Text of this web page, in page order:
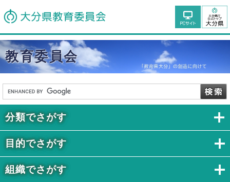
教育委員会
分類でさがす
目的でさがす
組織でさがす